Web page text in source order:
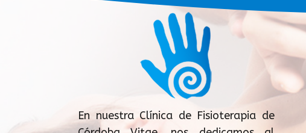
En nuestra Clínica de Fisioterapia de